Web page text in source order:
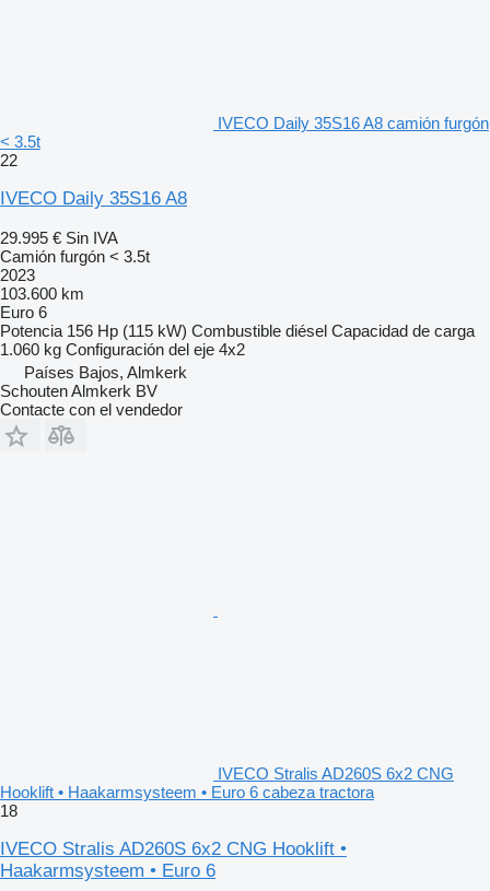
IVECO Daily 35S16 A8 camión furgón
< 3.5t
22
IVECO Daily 35S16 A8
29.995 € Sin IVA
Camión furgón < 3.5t
2023
103.600 km
Euro 6
Potencia 156 Hp (115 kW) Combustible diésel Capacidad de carga
1.060 kg Configuración del eje 4x2
Países Bajos, Almkerk
Schouten Almkerk BV
Contacte con el vendedor
IVECO Stralis AD260S 6x2 CNG
Hooklift • Haakarmsysteem • Euro 6 cabeza tractora
18
IVECO Stralis AD260S 6x2 CNG Hooklift •
Haakarmsysteem • Euro 6